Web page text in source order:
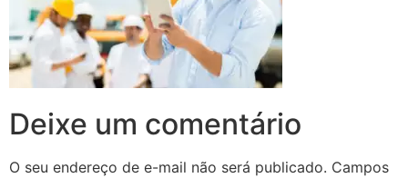
Deixe um comentário
O seu endereço de e-mail não será publicado. Campos